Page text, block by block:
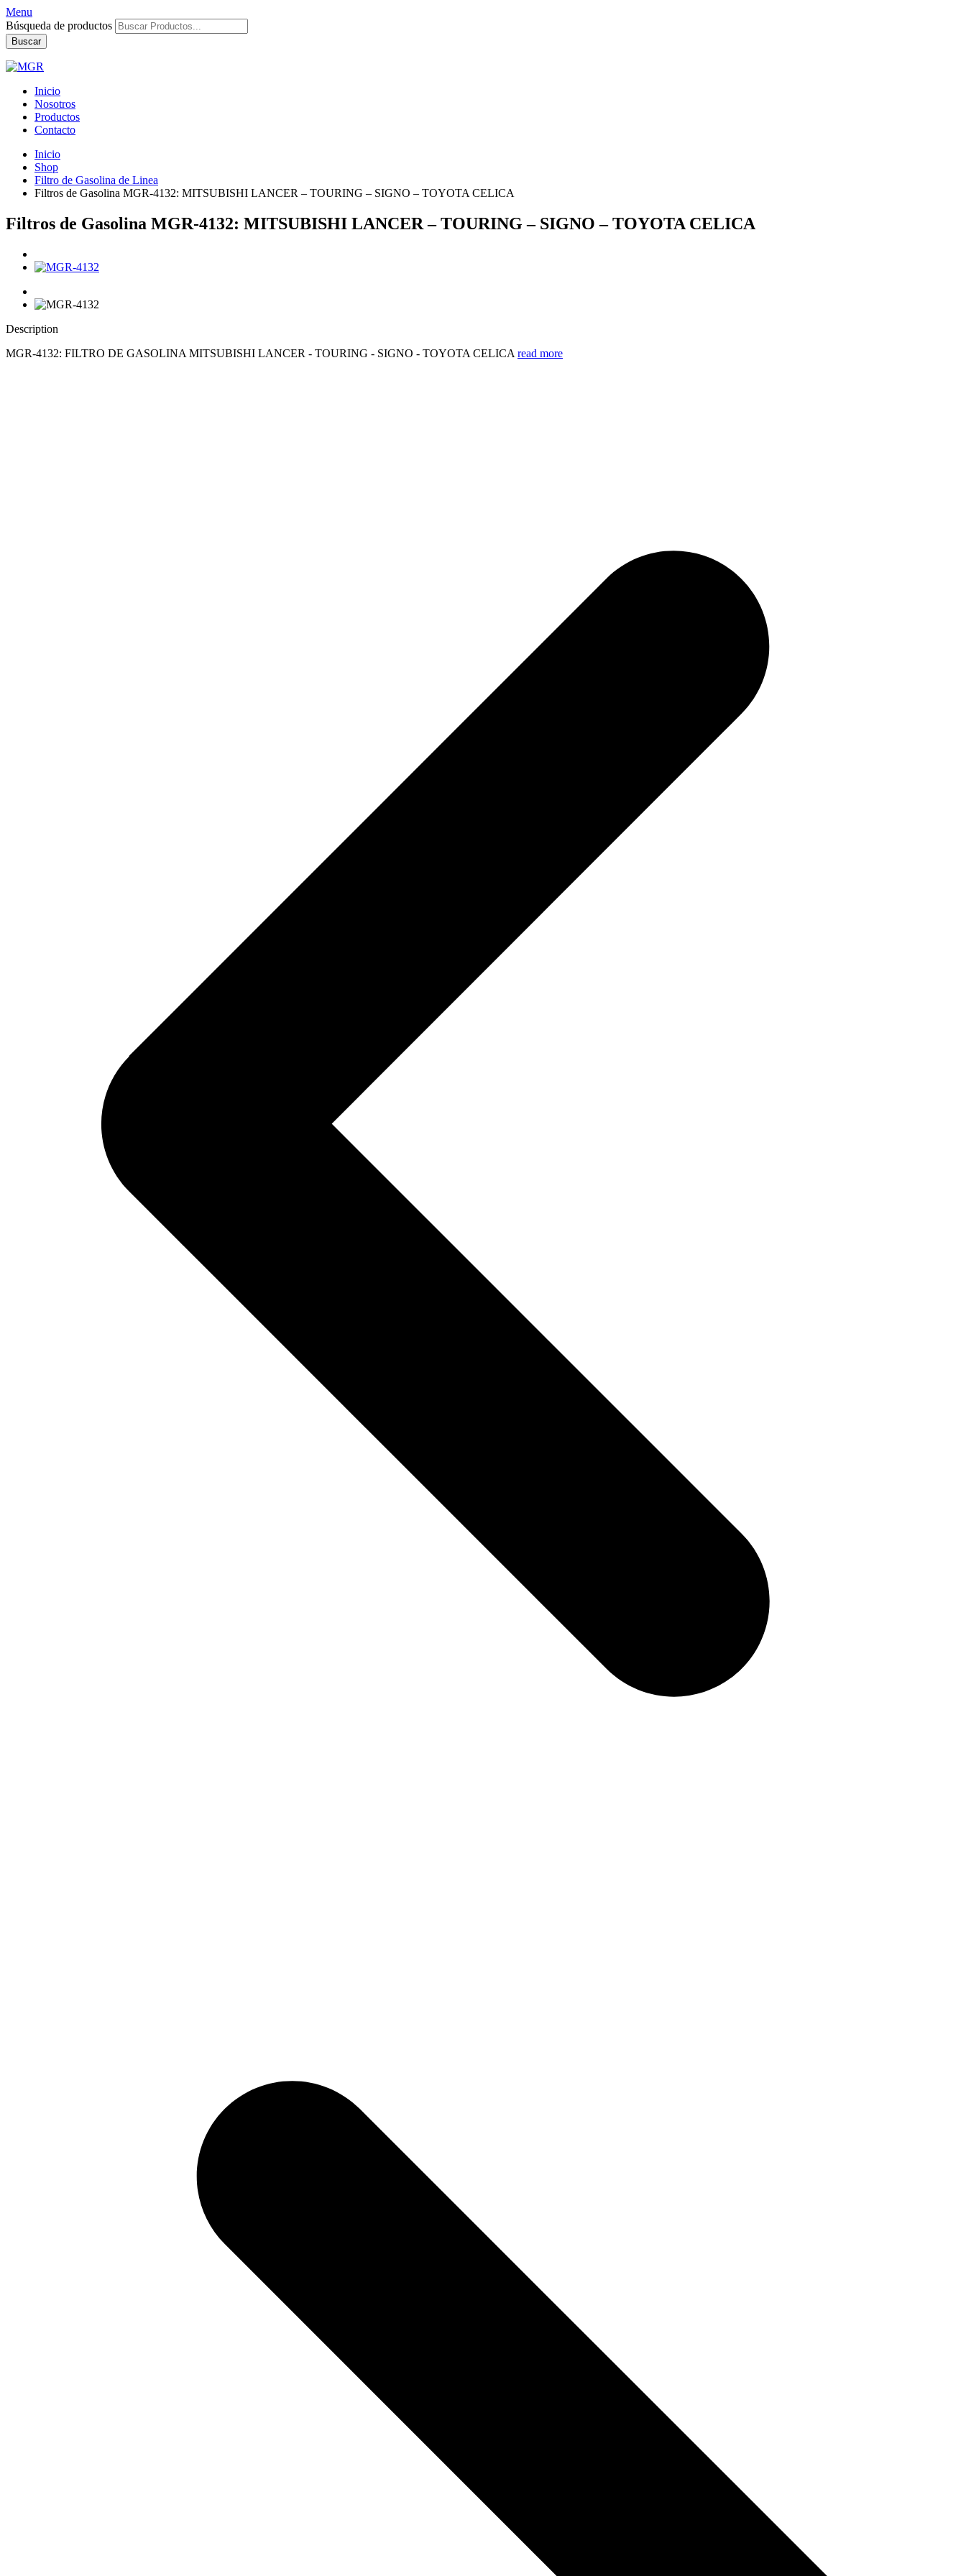
Menu
Búsqueda de productos
Buscar
Inicio
Nosotros
Productos
Contacto
Inicio
Shop
Filtro de Gasolina de Linea
Filtros de Gasolina MGR-4132: MITSUBISHI LANCER – TOURING – SIGNO – TOYOTA CELICA
Filtros de Gasolina MGR-4132: MITSUBISHI LANCER – TOURING – SIGNO – TOYOTA CELICA
Description
MGR-4132: FILTRO DE GASOLINA MITSUBISHI LANCER - TOURING - SIGNO - TOYOTA CELICA read more